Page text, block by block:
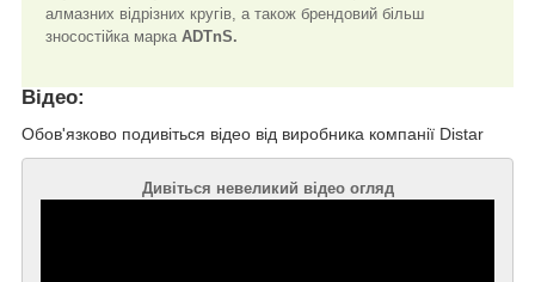
алмазних відрізних кругів, а також брендовий більш
зносостійка марка ADTnS.
Відео:
Обов'язково подивіться відео від виробника компанії Distar
Дивіться невеликий відео огляд